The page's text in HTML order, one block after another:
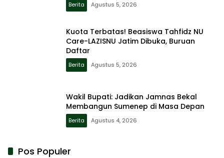
Berita Agustus 5, 2026
Kuota Terbatas! Beasiswa Tahfidz NU
Care-LAZISNU Jatim Dibuka, Buruan
Daftar
Berita Agustus 5, 2026
Wakil Bupati: Jadikan Jamnas Bekal
Membangun Sumenep di Masa Depan
Berita Agustus 4, 2026
Pos Populer